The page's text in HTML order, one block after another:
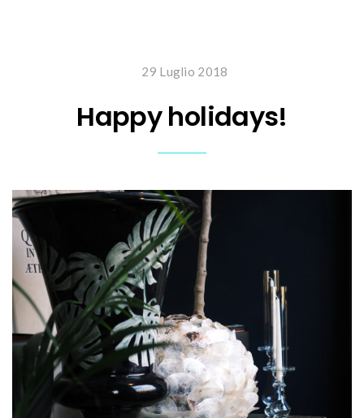
29 Luglio 2018
Happy holidays!